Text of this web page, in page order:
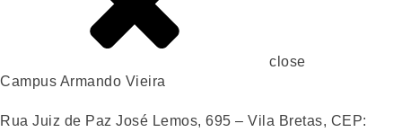
close
Campus Armando Vieira
Rua Juiz de Paz José Lemos, 695 – Vila Bretas, CEP: